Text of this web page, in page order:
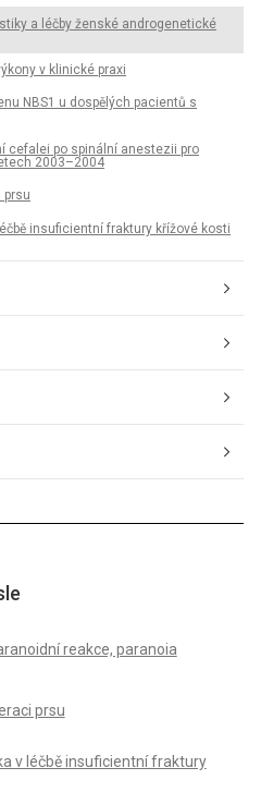
a léčby ženské androgenetické
v klinické praxi
NBS1 u dospělých pacientů s
cefalei po spinální anestezii pro
2003–2004
prsu
insuficientní fraktury křížové kosti
reakce, paranoia
prsu
v léčbě insuficientní fraktury